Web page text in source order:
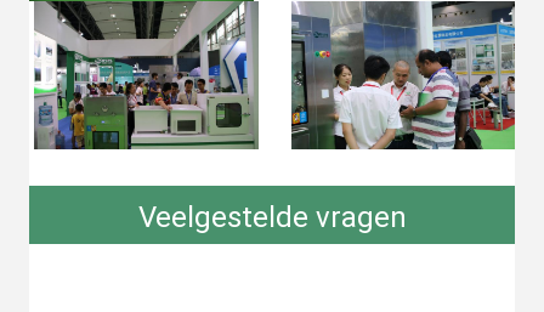
Veelgestelde vragen